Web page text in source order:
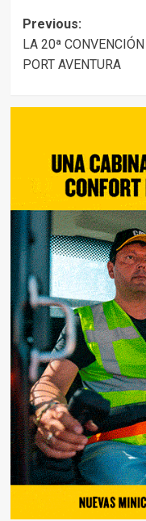
Post
navigation
Previous:
LA 20ª
PORT AVENTURA